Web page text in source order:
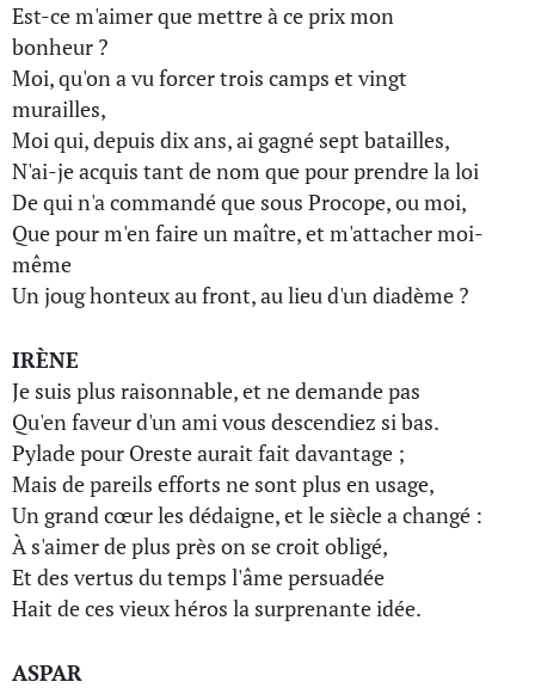
Est-ce m'aimer que mettre à ce prix mon
bonheur ?
Moi, qu'on a vu forcer trois camps et vingt
murailles,
Moi qui, depuis dix ans, ai gagné sept batailles,
N'ai-je acquis tant de nom que pour prendre la loi
De qui n'a commandé que sous Procope, ou moi,
Que pour m'en faire un maître, et m'attacher moi-
même
Un joug honteux au front, au lieu d'un diadème ?
IRÈNE
Je suis plus raisonnable, et ne demande pas
Qu'en faveur d'un ami vous descendiez si bas.
Pylade pour Oreste aurait fait davantage ;
Mais de pareils efforts ne sont plus en usage,
Un grand cœur les dédaigne, et le siècle a changé :
À s'aimer de plus près on se croit obligé,
Et des vertus du temps l'âme persuadée
Hait de ces vieux héros la surprenante idée.
ASPAR